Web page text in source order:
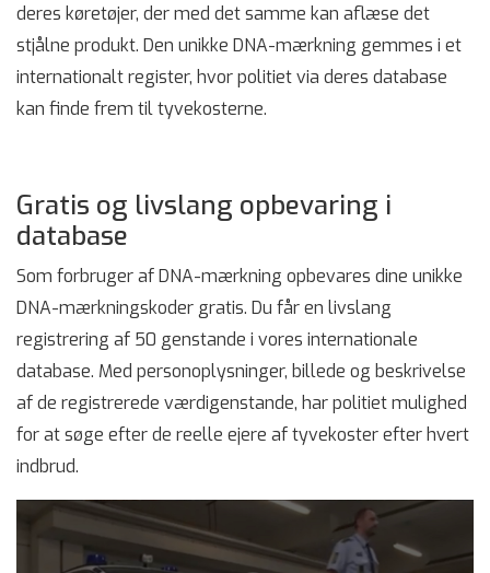
deres køretøjer, der med det samme kan aflæse det
stjålne produkt. Den unikke DNA-mærkning gemmes i et
internationalt register, hvor politiet via deres database
kan finde frem til tyvekosterne.
Gratis og livslang opbevaring i
database
Som forbruger af DNA-mærkning opbevares dine unikke
DNA-mærkningskoder gratis. Du får en livslang
registrering af 50 genstande i vores internationale
database. Med personoplysninger, billede og beskrivelse
af de registrerede værdigenstande, har politiet mulighed
for at søge efter de reelle ejere af tyvekoster efter hvert
indbrud.